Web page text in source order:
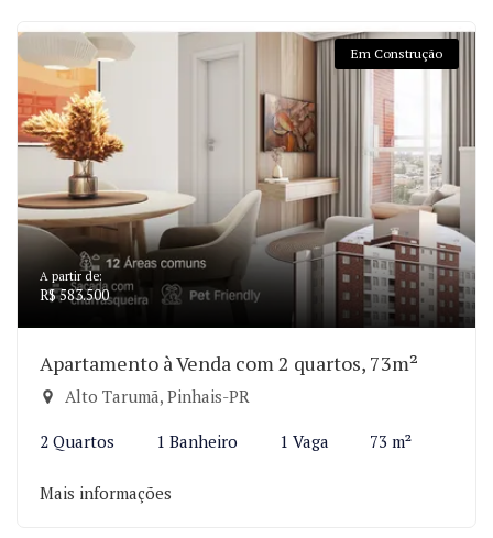
Em Construção
A partir de:
R$ 583.500
Apartamento à Venda com 2 quartos, 73m²
Alto Tarumã, Pinhais-PR
2 Quartos 1 Banheiro 1 Vaga 73 m²
Mais informações